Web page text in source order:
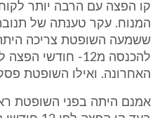
קו הפצה עם הרבה יותר
המנוח. עקר טענתה של
ששמעה השופטת צריכה היתה
להכנסה מ12-
האחרונה. ואילו השופטת
אמנם היתה בפני השופטת